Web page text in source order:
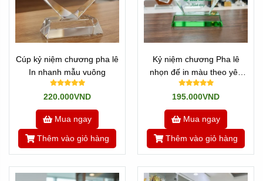
Quí khách chọn mẫu nào mình ưng ý nhất và Add zalo gửi
bộ phận KD: 0901460008 / 0909491080 / 0901400018
Chúng tôi sẽ chuyển qua bộ phận kỹ thuật xử lý nhanh
trong vòng 1-2h.
Sau đó sẽ trình quí khách duyệt hoặc chỉnh sửa.
chuyển đến tay bạn!
Cúp kỷ niệm chương pha lê
In nhanh mẫu vuông
220.000VND
Mua ngay
Thêm vào giỏ hàng
Kỷ niệm chương Pha lê
nhọn đế in màu theo yêu
cầu
195.000VND
Mua ngay
Thêm vào giỏ hàng